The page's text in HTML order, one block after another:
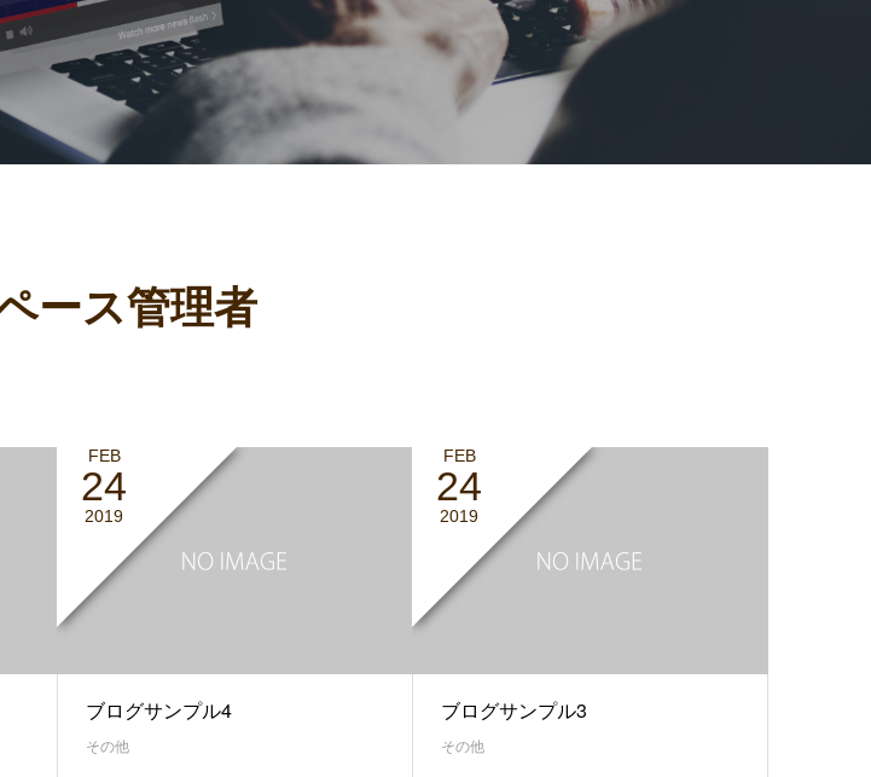
ース管理者
FEB
24
2019
ブログサンプル4
その他
FEB
24
2019
ブログサンプル3
その他